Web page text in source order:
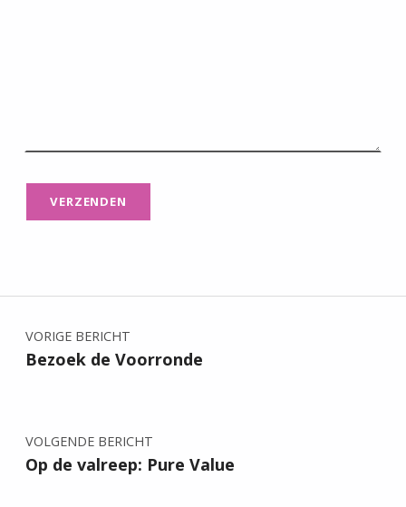
Bericht navigatie
VORIGE BERICHT
Bezoek de Voorronde
VOLGENDE BERICHT
Op de valreep: Pure Value